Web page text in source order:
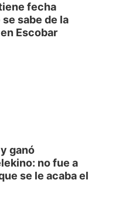
fecha
sabe de la
Escobar
ganó
no fue a
se le acaba el